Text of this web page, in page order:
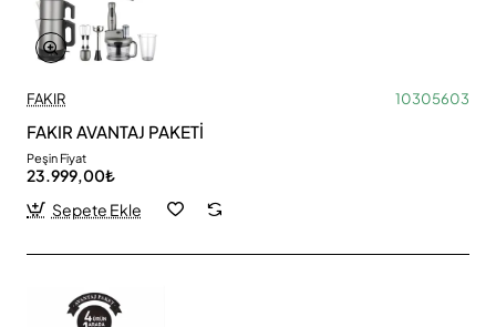
FAKIR 10305603
FAKIR AVANTAJ PAKETİ
Peşin Fiyat
23.999,00₺
Sepete Ekle